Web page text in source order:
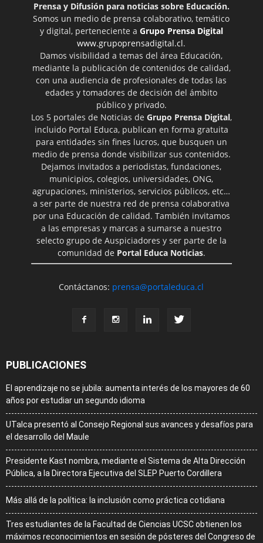
Prensa y Difusión para noticias sobre Educación.
Somos un medio de prensa colaborativo, temático
y digital, perteneciente a Grupo Prensa Digital
www.grupoprensadigital.cl.
Damos visibilidad a temas del área Educación,
mediante la publicación de contenidos de calidad,
con una audiencia de profesionales de todas las
edades y tomadores de decisión del ámbito
público y privado.
Los 5 portales de Noticias de Grupo Prensa Digital,
incluido Portal Educa, publican en forma gratuita
para entidades sin fines lucros, que busquen un
medio de prensa donde visibilizar sus contenidos.
Dejamos invitados a periodistas, fundaciones,
municipios, colegios, universidades, ONG,
agrupaciones, ministerios, servicios públicos, etc…
a ser parte de nuestra red de prensa colaborativa
por una Educación de calidad. También invitamos
a las empresas y marcas a sumarse a nuestro
selecto grupo de Auspiciadores y ser parte de la
comunidad de Portal Educa Noticias.
Contáctanos: prensa@portaleduca.cl
PUBLICACIONES
El aprendizaje no se jubila: aumenta interés de los mayores de 60
años por estudiar un segundo idioma
UTalca presentó al Consejo Regional sus avances y desafíos para
el desarrollo del Maule
Presidente Kast nombra, mediante el Sistema de Alta Dirección
Pública, a la Directora Ejecutiva del SLEP Puerto Cordillera
Más allá de la política: la inclusión como práctica cotidiana
Tres estudiantes de la Facultad de Ciencias UCSC obtienen los
máximos reconocimientos en sesión de pósteres del Congreso de